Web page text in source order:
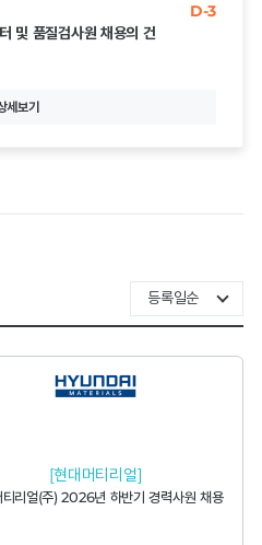
D-3
및 품질검사원 채용의 건
세보기
[현대머티리얼]
티리얼(주) 2026년 하반기 경력사원 채용